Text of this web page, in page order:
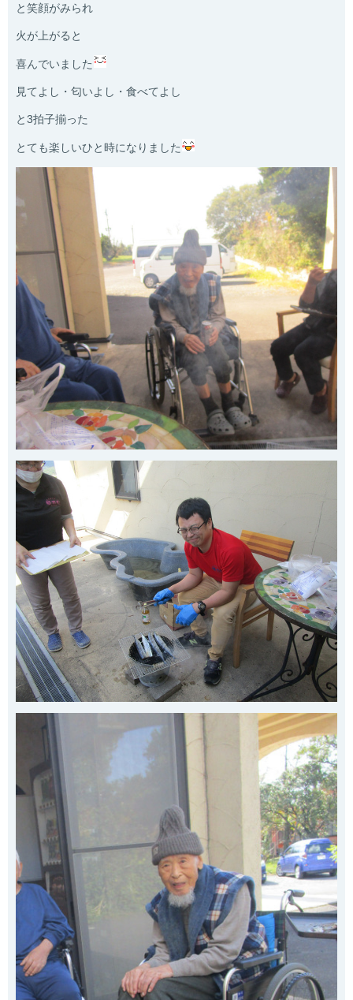
と笑顔がみられ
火が上がると
喜んでいました
見てよし・匂いよし・食べてよし
と3拍子揃った
とても楽しいひと時になりました